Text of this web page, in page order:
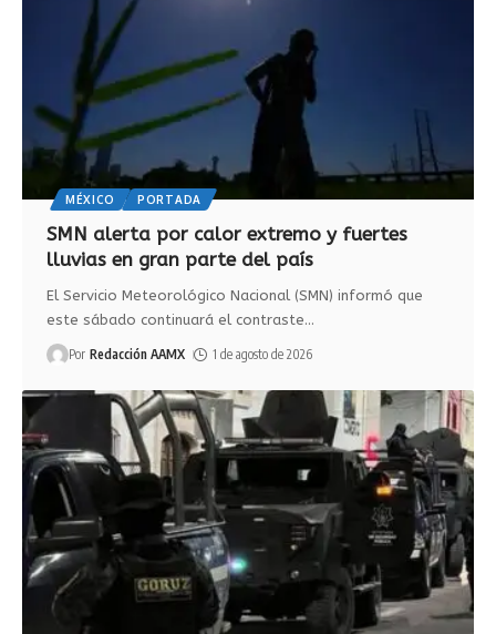
MÉXICO PORTADA
SMN alerta por calor extremo y fuertes
lluvias en gran parte del país
El Servicio Meteorológico Nacional (SMN) informó que
este sábado continuará el contraste…
Por Redacción AAMX 1 de agosto de 2026